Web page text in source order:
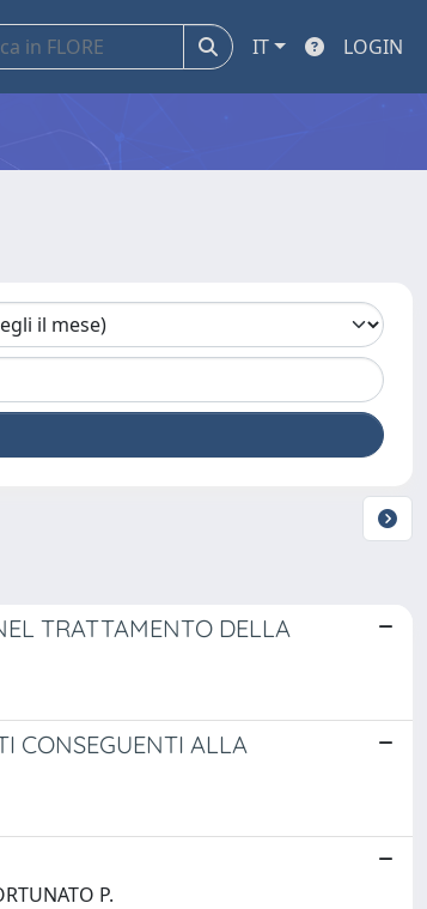
IT LOGIN
TRATTAMENTO DELLA
CONSEGUENTI ALLA
P.